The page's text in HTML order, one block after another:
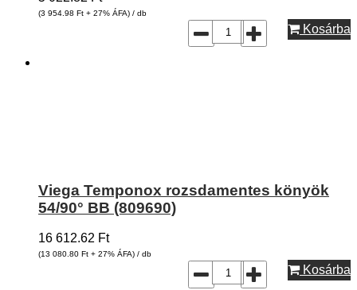
(3 954.98 Ft + 27% ÁFA) / db
Kosárba
Viega Temponox rozsdamentes könyök
54/90° BB (809690)
16 612.62 Ft
(13 080.80 Ft + 27% ÁFA) / db
Kosárba